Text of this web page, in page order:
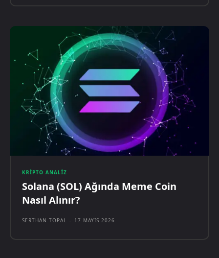
KRIPTO ANALIZ
Solana (SOL) Ağında Meme Coin
Nasıl Alınır?
SERTHAN TOPAL - 17 MAYIS 2026